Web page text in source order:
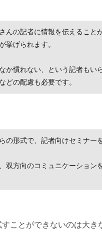
んの記者に情報を伝えること
挙げられます。
か慣れない、という記者もい
どの配慮も必要です。
の形式で、記者向けセミナー
方向のコミュニケーション
ことができないのは大き